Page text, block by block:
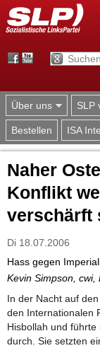
Über uns SLP
Bestellen ISA
Naher
Konflikt
verschärft
Di 18.07.2006
Hass gegen
Kevin Simpson, cwi,
In der Nacht auf
den Internationalen
Hisbollah und
durch. Sie setzten